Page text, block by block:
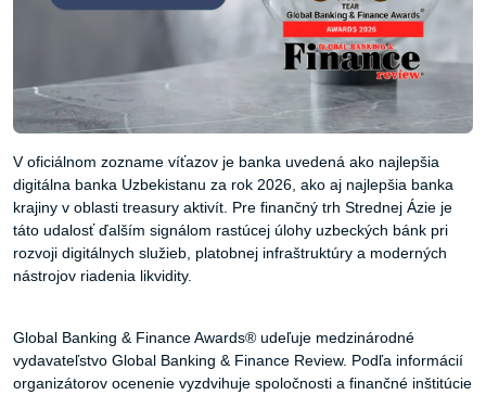
V oficiálnom zozname víťazov je banka uvedená ako najlepšia
digitálna banka Uzbekistanu za rok 2026, ako aj najlepšia banka
krajiny v oblasti treasury aktivít. Pre finančný trh Strednej Ázie je
táto udalosť ďalším signálom rastúcej úlohy uzbeckých bánk pri
rozvoji digitálnych služieb, platobnej infraštruktúry a moderných
nástrojov riadenia likvidity.
Global Banking & Finance Awards® udeľuje medzinárodné
vydavateľstvo Global Banking & Finance Review. Podľa informácií
organizátorov ocenenie vyzdvihuje spoločnosti a finančné inštitúcie